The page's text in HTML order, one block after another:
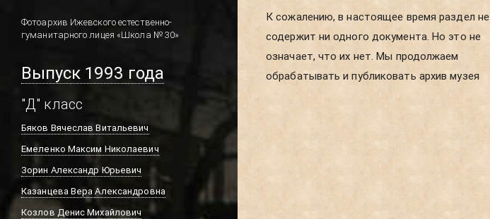
Фотоархив Ижевского естественно-
гуманитарного лицея «Школа № 30»
Выпуск 1993 года
"Д" класс
Бяков Вячеслав Витальевич
Емеленко Максим Николаевич
Зорин Александр Юрьевич
Казанцева Вера Александровна
Козлов Денис Михайлович
К сожалению, в настоящее время раздел не
содержит ни одного документа. Но это не
означает, что их нет. Мы продолжаем
обрабатывать и публиковать архив музея
школы. Вы можете получать уведомления о
новых публикациях, если зарегистрируетесь